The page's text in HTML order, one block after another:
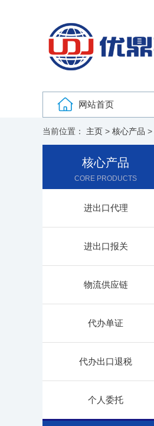
网站首页
当前位置： 主页 > 核心产品 >
核心产品
CORE PRODUCTS
进出口代理
进出口报关
物流供应链
代办单证
代办出口退税
个人委托